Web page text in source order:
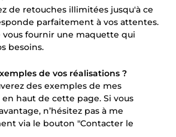
de retouches illimitées jusqu'à ce
parfaitement à vos attentes.
fournir une maquette qui
besoins.
de vos réalisations ?
des exemples de mes
haut de cette page. Si vous
n’hésitez pas à me
via le bouton "Contacter le